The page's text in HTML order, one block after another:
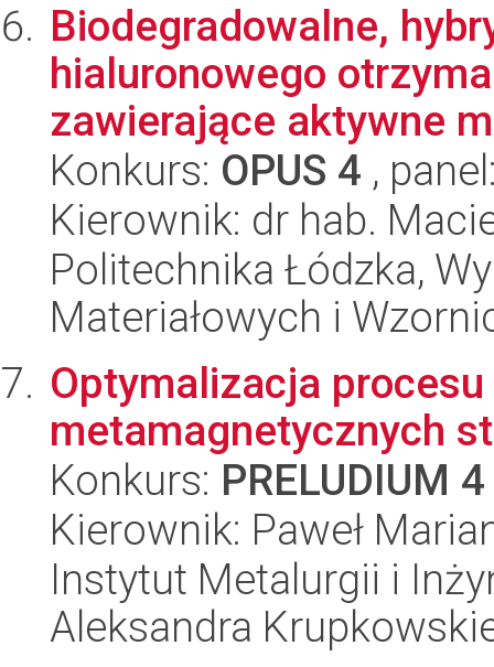
Biodegradowalne,
hialuronowego
zawierające aktywne
Konkurs: OPUS 4 ,
Kierownik: dr hab.
Politechnika Łódzka,
Materiałowych i
Optymalizacja
metamagnetycznych
Konkurs: PRELUDIUM 4
Kierownik: Paweł
Instytut Metalurgii i
Aleksandra